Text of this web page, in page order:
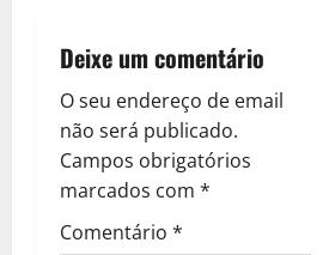
a
ç
ã
o
Deixe um comentário
O seu endereço de email
não será publicado.
Campos obrigatórios
marcados com *
Comentário *